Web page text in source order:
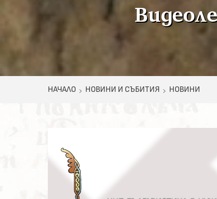
НАЧАЛО НОВИНИ И СЪБИТИЯ НОВИНИ